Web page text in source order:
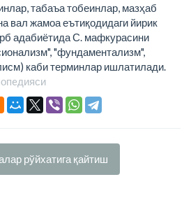
табаъа тобеинлар, мазҳаб
вал жамоа еътиқодидаги йирик
адабиётида С. мафкурасини
"фундаментализм",
каби терминлар ишлатилади.
рўйхатига қайтиш